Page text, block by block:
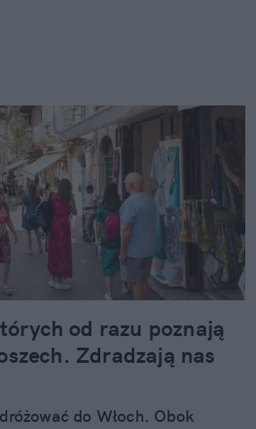
od razu poznają
Zdradzają nas
do Włoch. Obok